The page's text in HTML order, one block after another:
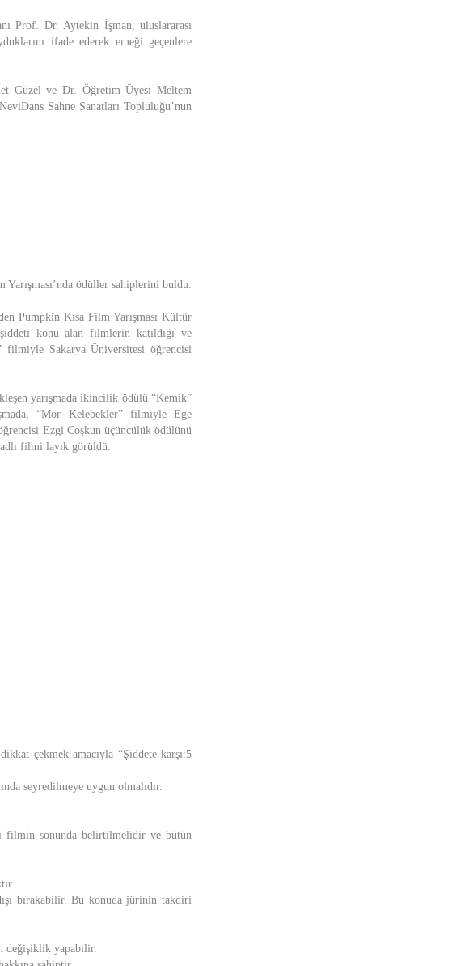
Prof. Dr. Aytekin İşman, uluslararası
ifade ederek emeği geçenlere
Güzel ve Dr. Öğretim Üyesi Meltem
Sahne Sanatları Topluluğu’nun
ödüller sahiplerini buldu.
Pumpkin Kısa Film Yarışması Kültür
konu alan filmlerin katıldığı ve
filmiyle Sakarya Üniversitesi öğrencisi
yarışmada ikincilik ödülü “Kemik”
“Mor Kelebekler” filmiyle Ege
Ezgi Coşkun üçüncülük ödülünü
filmi layık görüldü.
çekmek amacıyla “Şiddete karşı:5
seyredilmeye uygun olmalıdır.
filmin sonunda belirtilmelidir ve bütün
bırakabilir. Bu konuda jürinin takdiri
değişiklik yapabilir.